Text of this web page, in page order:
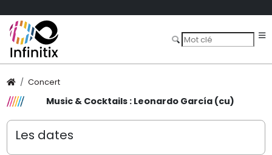
Concert
Music & Cocktails : Leonardo García (cu)
Les dates